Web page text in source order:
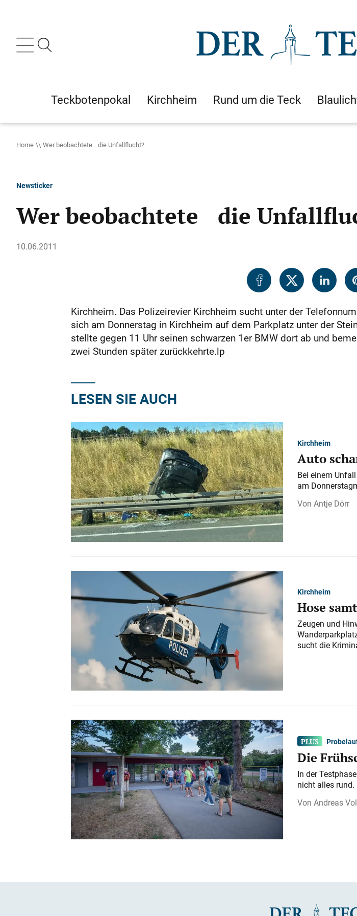
Teckbotenpokal Kirchheim Rund um die Teck
Home Wer beobachtete die Unfallflucht?
Newsticker
Wer beobachtete die
10.06.2011
Kirchheim. Das Polizeirevier Kirchheim sucht unter der
sich am Donnerstag in Kirchheim auf dem Parkplatz unter der
stellte gegen 11 Uhr seinen schwarzen 1er BMW dort ab und
zwei Stunden später zurückkehrte.lp
LESEN SIE AUCH
Kirchheim
Auto
Bei einem
am
Antje Dörr
Kirchheim
Hose
Zeugen und
sucht die
Die
In der
nicht alles rund.
Andreas